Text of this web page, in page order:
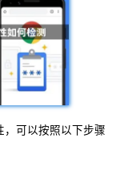
可以按照以下步骤